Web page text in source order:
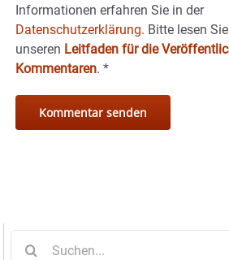
Informationen erfahren Sie in der
Datenschutzerklärung. Bitte lesen
unseren Leitfaden für die
Kommentaren. *